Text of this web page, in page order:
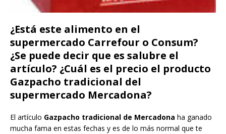
¿Está este alimento en el
supermercado Carrefour o Consum?
¿Se puede decir que es salubre el
artículo? ¿Cuál es el precio el producto
Gazpacho tradicional del
supermercado Mercadona?
El artículo Gazpacho tradicional de Mercadona ha ganado
mucha fama en estas fechas y es de lo más normal que te